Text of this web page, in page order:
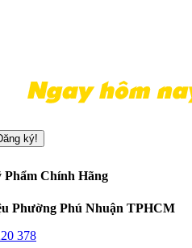
ký!
Chính Hãng
Phường Phú Nhuận TPHCM
378